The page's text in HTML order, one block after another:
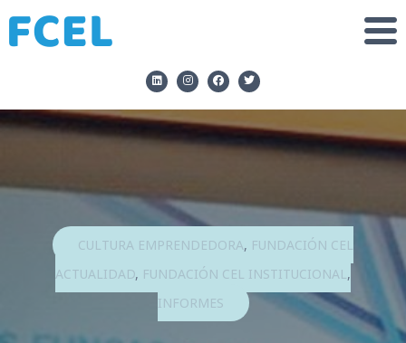
CULTURA EMPRENDEDORA, FUNDACIÓN CEL
ACTUALIDAD, FUNDACIÓN CEL INSTITUCIONAL,
INFORMES